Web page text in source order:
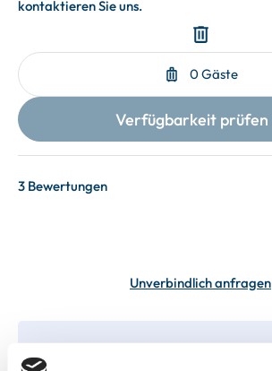
3 Bewertungen
Unverbindlich anfragen
In deiner Buchung inbegriffen